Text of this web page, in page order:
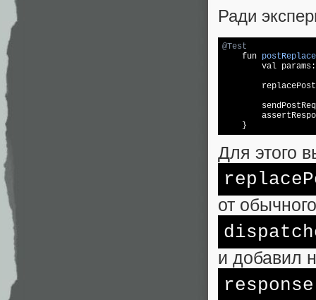
Ради
@Test
fun
val
Для этого
от обычного
и добавил
response